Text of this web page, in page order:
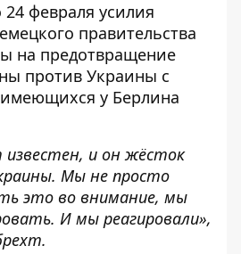
февраля усилия
правительства
на предотвращение
против Украины с
у Берлина
известен, и он жёсток
Мы не просто
это во внимание, мы
И мы реагировали»,